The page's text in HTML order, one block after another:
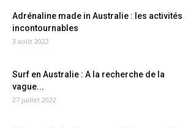
Adrénaline made in Australie : les activités
incontournables
3 août 2022
Surf en Australie : A la recherche de la
vague...
27 juillet 2022